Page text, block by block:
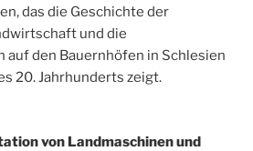
das die Geschichte der
und die
auf den Bauernhöfen in Schlesien
20. Jahrhunderts zeigt.
von Landmaschinen und